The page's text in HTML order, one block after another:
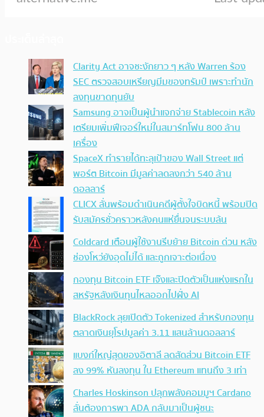
Clarity Act อาจชะงักยาว ๆ หลัง Warren ร้อง
SEC ตรวจสอบเหรียญมีมของทรัมป์ เพราะทำนัก
ลงทุนขาดทุนยับ
Samsung อาจเป็นผู้นำแจกจ่าย Stablecoin หลัง
เตรียมเพิ่มฟีเจอร์ใหม่ในสมาร์ทโฟน 800 ล้าน
เครื่อง
SpaceX ทำรายได้ทะลุเป้าของ Wall Street แต่
พอร์ต Bitcoin มีมูลค่าลดลงกว่า 540 ล้าน
ดอลลาร์
CLICX ลั่นพร้อมดำเนินคดีผู้ตั้งใจบิดหนี้ พร้อมปิด
รับสมัครชั่วคราวหลังคนแห่ยื่นจนระบบล้น
Coldcard เตือนผู้ใช้งานรีบย้าย Bitcoin ด่วน หลัง
ช่องโหว่ยังอุดไม่ได้ และถูกเจาะต่อเนื่อง
กองทุน Bitcoin ETF เจ๊งและปิดตัวเป็นแห่งแรกใน
สหรัฐหลังเงินทุนไหลออกไปฝั่ง AI
BlackRock ลุยเปิดตัว Tokenized สำหรับกองทุน
ตลาดเงินยุโรปมูลค่า 3.11 แสนล้านดอลลาร์
แบงก์ใหญ่สุดของอิตาลี ลดสัดส่วน Bitcoin ETF
ลง 99% หันลงทุน ใน Ethereum แทนถึง 3 เท่า
Charles Hoskinson ปลุกพลังคอมมูฯ Cardano
ลั่นต้องการพา ADA กลับมาเป็นผู้ชนะ